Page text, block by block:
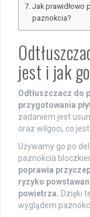
Jak prawidłowo
paznokcia?
jest i jak
Odtłuszczacz do
przygotowania
zadaniem jest
oraz wilgoci, co
Używamy go po
paznokcia
poprawia
ryzyko
powietrza. Dzięki
wyglądem